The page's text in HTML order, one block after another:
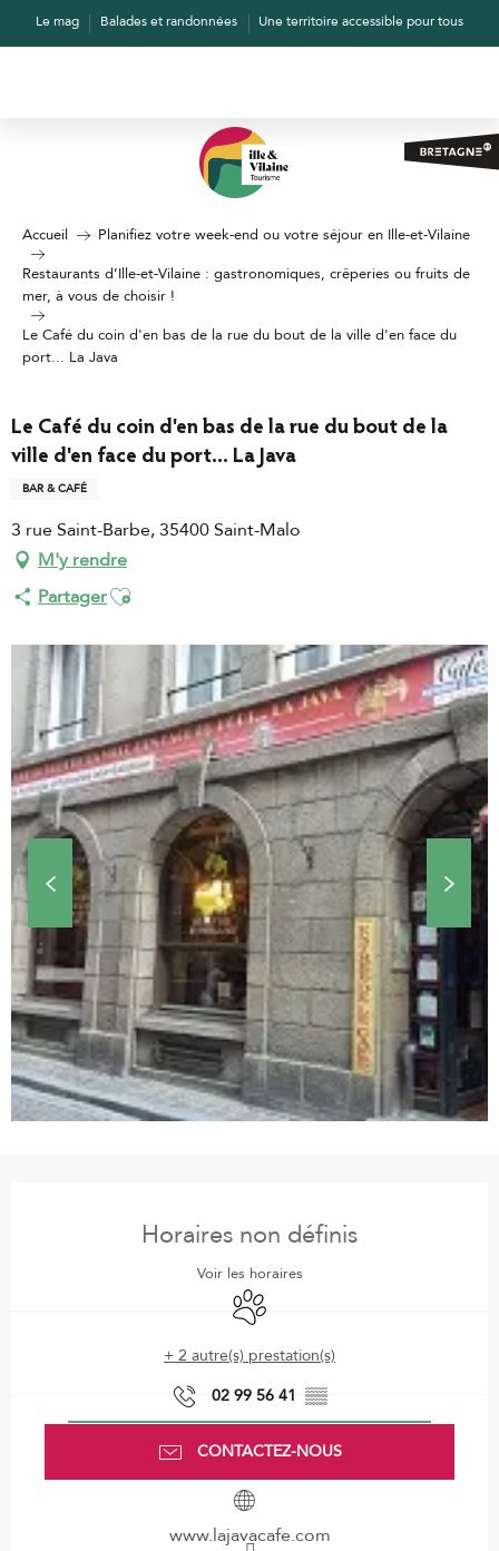
AllerLe mag Balades et randonnées Une territoire accessible pour tous
Accueil
Planifiez votre week-end ou votre séjour en Ille-et-Vilaine
Restaurants d’Ille-et-Vilaine : gastronomiques, crêperies ou fruits de
mer, à vous de choisir !
Le Café du coin d'en bas de la rue du bout de la ville d'en face du
port... La Java
Le Café du coin d'en bas de la rue du bout de la
ville d'en face du port... La Java
BAR & CAFÉ
3 rue Saint-Barbe, 35400 Saint-Malo
M'y rendre
PartagerAjouter aux favoris
Horaires non définis
Voir les horaires
Animaux acceptés
+ 2 autre(s) prestation(s)
02 99 56 41 ▒▒
CONTACTEZ-NOUS
www.lajavacafe.com